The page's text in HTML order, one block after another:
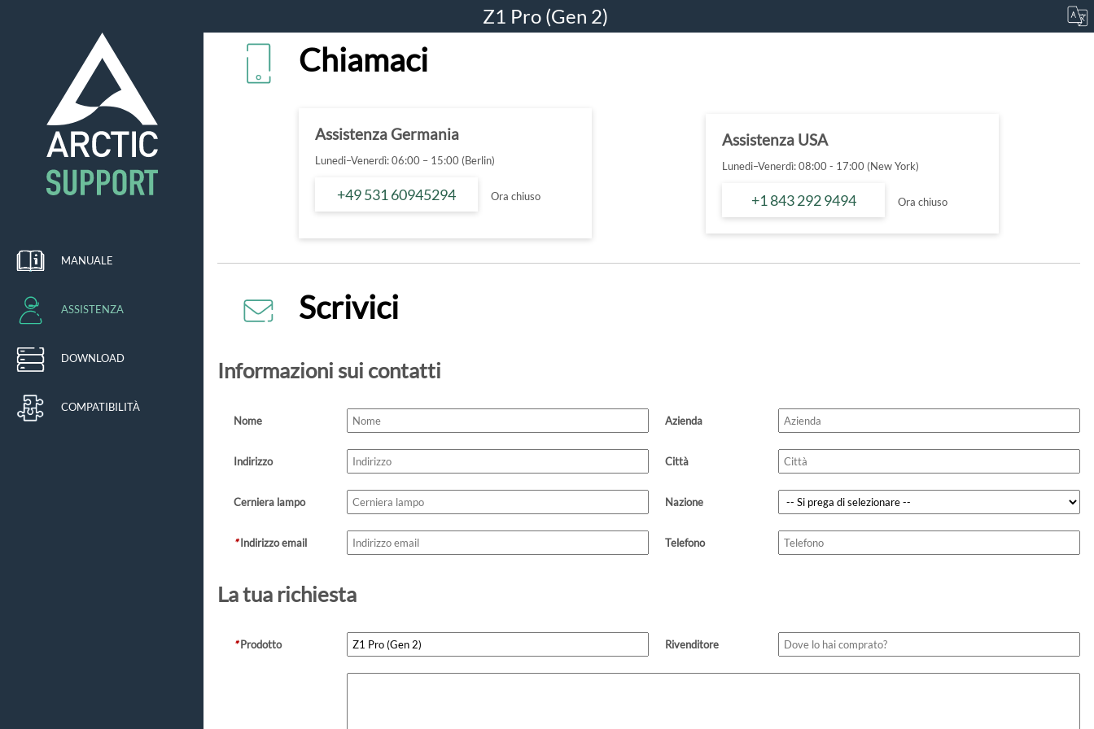
Z1 Pro (Gen 2)
MANUALE
ASSISTENZA
DOWNLOAD
COMPATIBILITÀ
Chiamaci
Assistenza Germania
Lunedi–Venerdì: 06:00 – 15:00 (Berlin)
+49 531 60945294 Ora chiuso
Assistenza USA
Lunedi–Venerdì: 08:00 - 17:00 (New York)
+1 843 292 9494 Ora chiuso
Scrivici
Informazioni sui contatti
Nome Azienda
Indirizzo Città
Cerniera lampo Nazione
*Indirizzo email Telefono
La tua richiesta
*Prodotto Rivenditore